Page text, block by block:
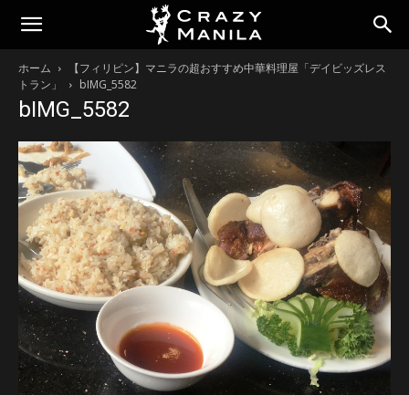
ホーム
【フィリピン】マニラの超おすすめ中華料理屋「デイビッズレス
トラン」
bIMG_5582
bIMG_5582